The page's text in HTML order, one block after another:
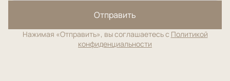
Отправить
Нажимая «Отправить», вы соглашаетесь с Политикой
конфиденциальности